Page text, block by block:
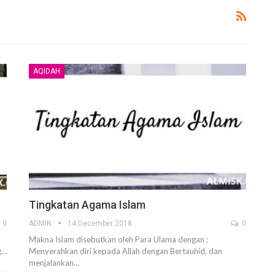
0
AQIDAH
Tingkatan Agama Islam
ADMIN 14 December 2018 0
Makna Islam disebutkan oleh Para Ulama dengan :
Menyerahkan diri kepada Allah dengan Bertauhid, dan
menjalankan…
Ucapan Yang Ringan Namun Berbahaya
Telusuri jalan Ilmu Agama, karena itu jalan
Syurga
Bahaya Dosa Riya
5 December 2021
Adab seorang penuntut Ilmu Terhadap
21 May 2021